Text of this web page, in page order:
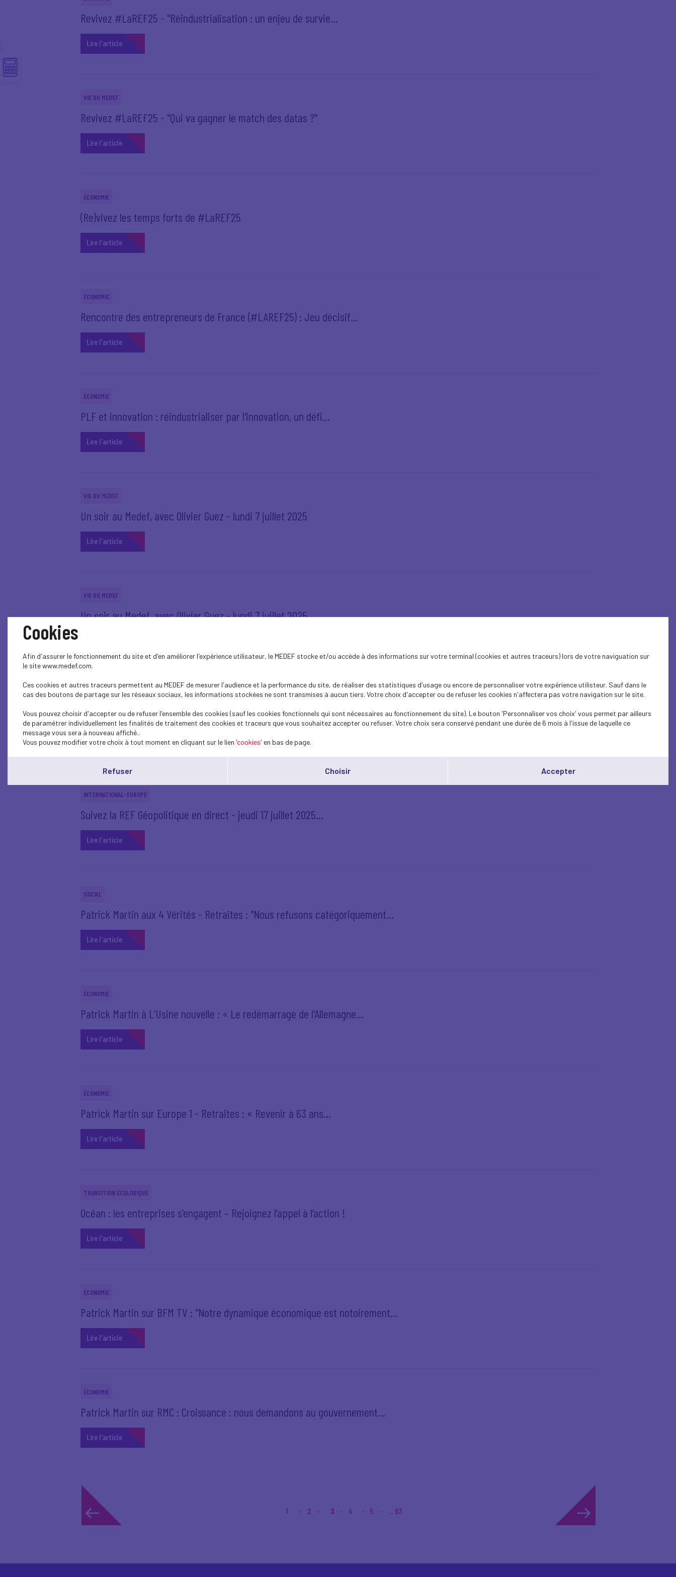
Revivez #LaREF25 - "Réindustrialisation : un enjeu de survie...
Lire l'article
VIE DU MEDEF
Revivez #LaREF25 - "Qui va gagner le match des datas ?"
Lire l'article
ÉCONOMIE
(Re)vivez les temps forts de #LaREF25
Lire l'article
ÉCONOMIE
Rencontre des entrepreneurs de France (#LAREF25) : Jeu décisif...
Lire l'article
ÉCONOMIE
PLF et innovation : réindustrialiser par l'innovation, un défi...
Lire l'article
VIE DU MEDEF
Un soir au Medef, avec Olivier Guez - lundi 7 juillet 2025
Lire l'article
VIE DU MEDEF
Un soir au Medef, avec Olivier Guez - lundi 7 juillet 2025
INTERNATIONAL-EUROPE
REF Géopolitique - Où va le monde ? - jeudi 17 juillet 2025
Lire l'article
INTERNATIONAL-EUROPE
Suivez la REF Géopolitique en direct - jeudi 17 juillet 2025...
Lire l'article
SOCIAL
Patrick Martin aux 4 Vérités - Retraites : "Nous refusons catégoriquement...
Lire l'article
ÉCONOMIE
Patrick Martin à L’Usine nouvelle : « Le redémarrage de l'Allemagne...
Lire l'article
ÉCONOMIE
Patrick Martin sur Europe 1 - Retraites : « Revenir à 63 ans...
Lire l'article
TRANSITION ÉCOLOGIQUE
Océan : les entreprises s’engagent – Rejoignez l‘appel à l’action !
Lire l'article
ÉCONOMIE
Patrick Martin sur BFM TV : "Notre dynamique économique est notoirement...
Lire l'article
ÉCONOMIE
Patrick Martin sur RMC : Croissance : nous demandons au gouvernement...
Lire l'article
1 2 3 4 5 ... 83
Cookies
Afin d'assurer le fonctionnement du site et d'en améliorer l'expérience utilisateur, le MEDEF stocke et/ou accède à des informations sur votre terminal (cookies et autres traceurs) lors de votre naviguation sur
le site www.medef.com.
Ces cookies et autres traceurs permettent au MEDEF de mesurer l'audience et la performance du site, de réaliser des statistiques d'usage ou encore de personnaliser votre expérience utilisteur. Sauf dans le
cas des boutons de partage sur les réseaux sociaux, les informations stockées ne sont transmises à aucun tiers. Votre choix d'accepter ou de refuser les cookies n'affectera pas votre navigation sur le site.
Vous pouvez choisir d'accepter ou de refuser l'ensemble des cookies (sauf les cookies fonctionnels qui sont nécessaires au fonctionnement du site). Le bouton 'Personnaliser vos choix' vous permet par ailleurs
de paramétrer individuellement les finalités de traitement des cookies et traceurs que vous souhaitez accepter ou refuser. Votre choix sera conservé pendant une durée de 6 mois à l'issue de laquelle ce
message vous sera à nouveau affiché..
Vous pouvez modifier votre choix à tout moment en cliquant sur le lien 'cookies' en bas de page.
Refuser Choisir Accepter